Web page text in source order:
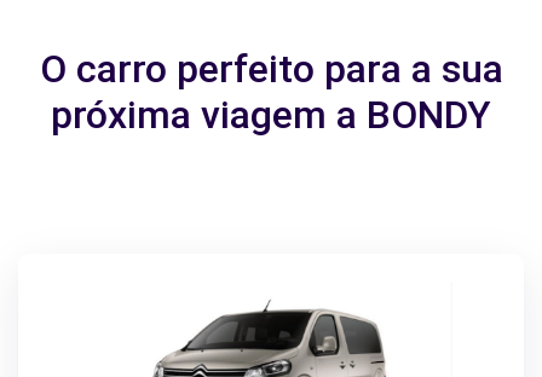
O carro perfeito para a sua
próxima viagem a BONDY